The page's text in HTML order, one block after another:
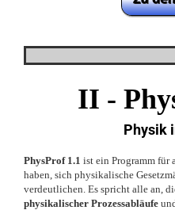
II -
Physik
PhysProf 1.1 ist ein Programm für
haben, sich physikalische
verdeutlichen. Es spricht alle an,
physikalischer Prozessabläufe